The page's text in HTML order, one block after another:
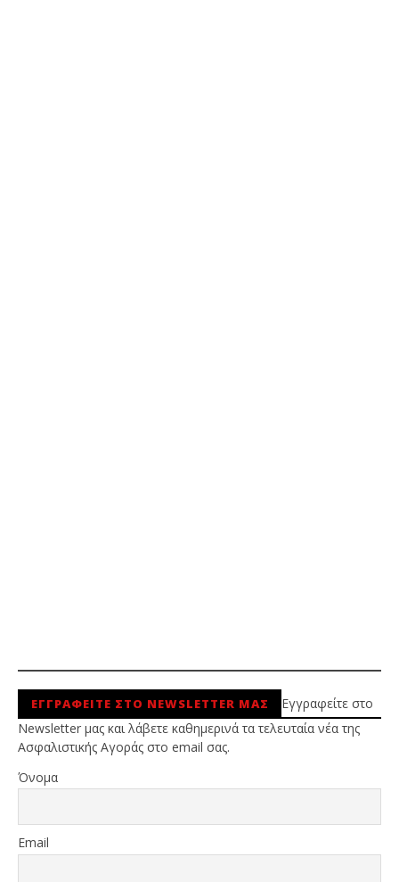
ΕΓΓΡΑΦΕΙΤΕ ΣΤΟ NEWSLETTER ΜΑΣ
Εγγραφείτε στο
Newsletter μας και λάβετε καθημερινά τα τελευταία νέα της
Ασφαλιστικής Αγοράς στο email σας.
Όνομα
Email